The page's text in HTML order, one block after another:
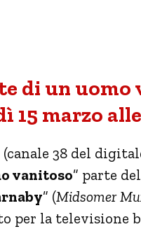
di un
marzo
38 del
vanitoso” parte
” (Midsomer
per la televisione